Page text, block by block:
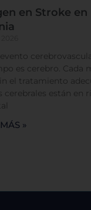
en Stroke en
es cerebro. Cada
el tratamiento
cerebrales están en
»
mis